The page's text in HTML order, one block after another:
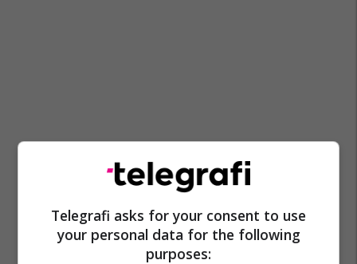
Telegrafi asks for your consent to use
your personal data for the following
purposes: